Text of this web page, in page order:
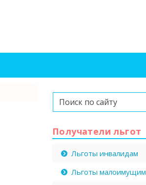
Искать...
Получатели льгот
Льготы инвалидам
Льготы малоимущим